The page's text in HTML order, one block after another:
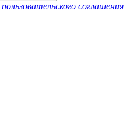
пользовательского соглашения